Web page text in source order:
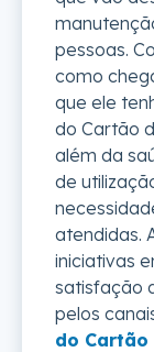
pessoas.
como
que ele
do Cartão
além da
de
atendidas.
iniciativas
satisfação
pelos
do Cartão